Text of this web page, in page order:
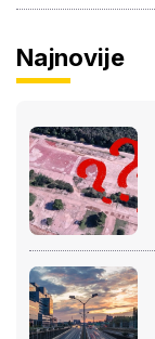
Najnovije